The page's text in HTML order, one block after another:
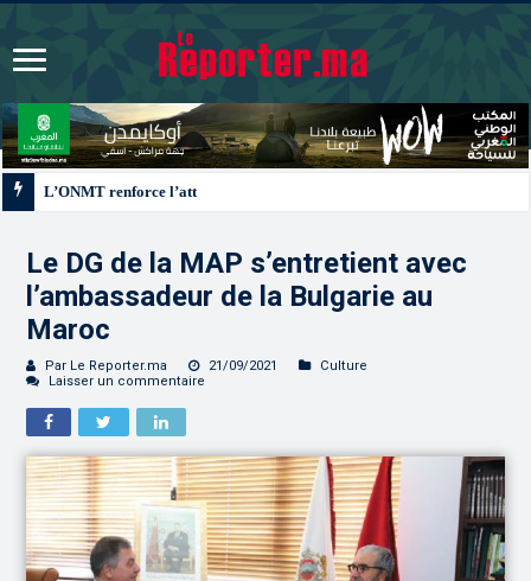
Le DG de la MAP s’entretient avec
l’ambassadeur de la Bulgarie au
Maroc
Par Le Reporter.ma 21/09/2021
Culture
Laisser un commentaire